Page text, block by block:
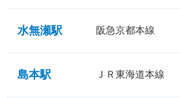
水無瀬駅 阪急京都本線
島本駅 ＪＲ東海道本線